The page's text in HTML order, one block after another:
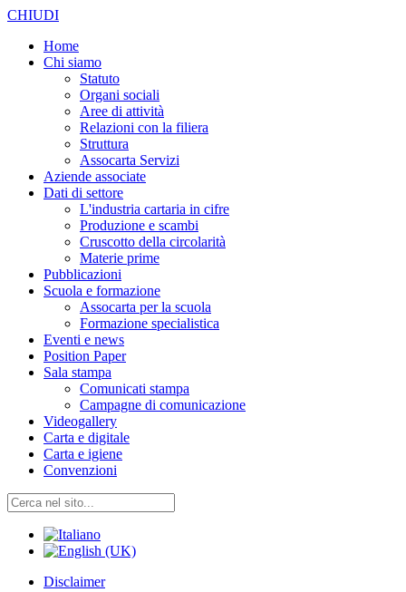
CHIUDI
Home
Chi siamo
Statuto
Organi sociali
Aree di attività
Relazioni con la filiera
Struttura
Assocarta Servizi
Aziende associate
Dati di settore
L'industria cartaria in cifre
Produzione e scambi
Cruscotto della circolarità
Materie prime
Pubblicazioni
Scuola e formazione
Assocarta per la scuola
Formazione specialistica
Eventi e news
Position Paper
Sala stampa
Comunicati stampa
Campagne di comunicazione
Videogallery
Carta e digitale
Carta e igiene
Convenzioni
Disclaimer